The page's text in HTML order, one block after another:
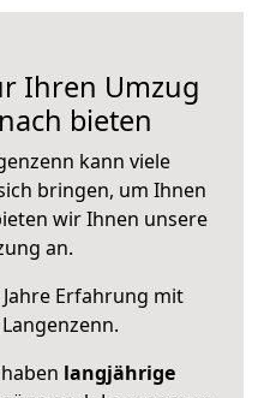
Ihren Umzug
bieten
kann viele
bringen, um Ihnen
wir Ihnen unsere
an.
Erfahrung mit
Langenzenn.
langjährige